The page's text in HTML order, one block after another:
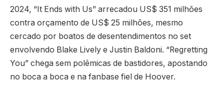
2024, “It Ends with Us” arrecadou US$ 351 milhões
contra orçamento de US$ 25 milhões, mesmo
cercado por boatos de desentendimentos no set
envolvendo Blake Lively e Justin Baldoni. “Regretting
You” chega sem polêmicas de bastidores, apostando
no boca a boca e na fanbase fiel de Hoover.